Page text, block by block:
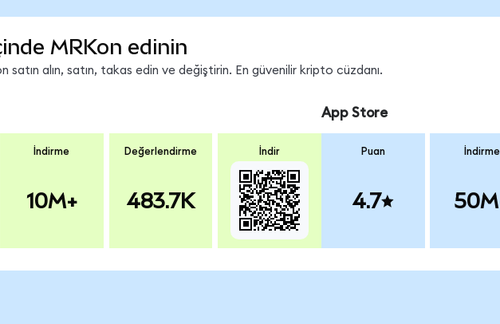
MRKon edinin
satın alın, satın, takas edin ve değiştirin. En güvenilir kripto cüzdanı.
İndirme
10M+
Değerlendirme
483.7K
İndir
App Store
Puan
4.7
İndirme